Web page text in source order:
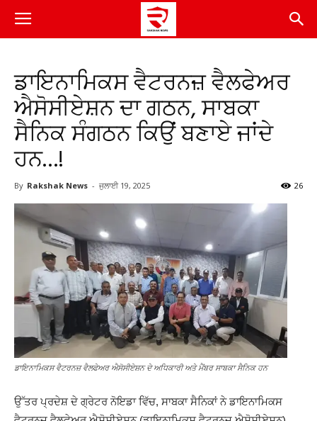
ਡਾਇਨਾਮਿਕਸ ਵੈਟਰਨਜ਼ ਵੈਲਫੇਅਰ
ਐਸੋਸੀਏਸ਼ਨ ਦਾ ਗਠਨ, ਸਾਬਕਾ
ਸੈਨਿਕ ਸੰਗਠਨ ਕਿਉਂ ਬਣਾਏ ਜਾਂਦੇ
ਹਨ…!
By Rakshak News - ਜੁਲਾਈ 19, 2025 26
ਡਾਇਨਾਮਿਕਸ ਵੈਟਰਨਜ਼ ਵੈਲਫੇਅਰ ਐਸੋਸੀਏਸ਼ਨ ਦੇ ਅਧਿਕਾਰੀ ਅਤੇ ਮੈਂਬਰ ਸਾਬਕਾ ਸੈਨਿਕ ਹਨ
ਉੱਤਰ ਪ੍ਰਦੇਸ਼ ਦੇ ਗ੍ਰੇਟਰ ਨੋਇਡਾ ਵਿੱਚ, ਸਾਬਕਾ ਸੈਨਿਕਾਂ ਨੇ ਡਾਇਨਾਮਿਕਸ